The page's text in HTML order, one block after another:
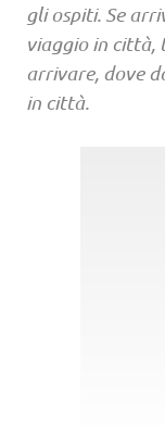
gli ospiti. Se
viaggio in città,
arrivare, dove
in città.